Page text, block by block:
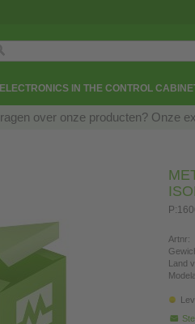
ELECTRONICS IN THE CONTROL
over onze producten? Onze
Artnr:
Land